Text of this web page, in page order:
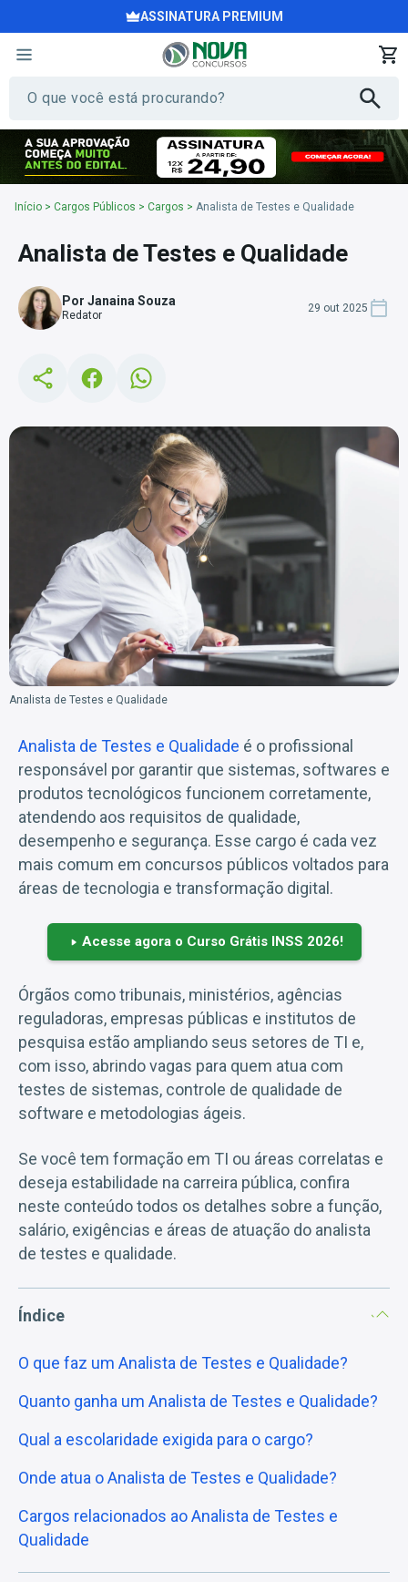
ASSINATURA PREMIUM
Início > Cargos Públicos > Cargos > Analista de Testes e Qualidade
Analista de Testes e Qualidade
Por Janaina Souza
Redator
29 out 2025
Analista de Testes e Qualidade
Analista de Testes e Qualidade é o profissional
responsável por garantir que sistemas, softwares e
produtos tecnológicos funcionem corretamente,
atendendo aos requisitos de qualidade,
desempenho e segurança. Esse cargo é cada vez
mais comum em concursos públicos voltados para
áreas de tecnologia e transformação digital.
Acesse agora o Curso Grátis INSS 2026!
Órgãos como tribunais, ministérios, agências
reguladoras, empresas públicas e institutos de
pesquisa estão ampliando seus setores de TI e,
com isso, abrindo vagas para quem atua com
testes de sistemas, controle de qualidade de
software e metodologias ágeis.
Se você tem formação em TI ou áreas correlatas e
deseja estabilidade na carreira pública, confira
neste conteúdo todos os detalhes sobre a função,
salário, exigências e áreas de atuação do analista
de testes e qualidade.
Índice
O que faz um Analista de Testes e Qualidade?
Quanto ganha um Analista de Testes e Qualidade?
Qual a escolaridade exigida para o cargo?
Onde atua o Analista de Testes e Qualidade?
Cargos relacionados ao Analista de Testes e
Qualidade